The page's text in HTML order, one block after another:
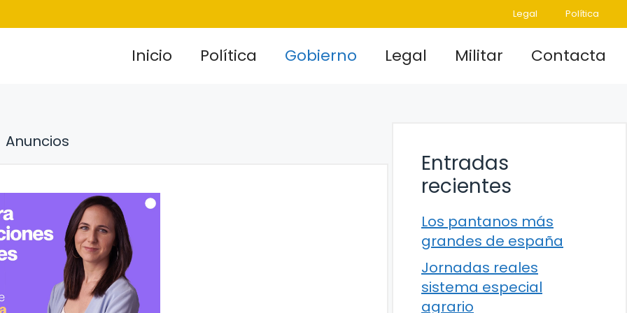
Legal Política
Inicio Política Gobierno Legal Militar Contacta
Anuncios
Entradas
recientes
Los pantanos más
grandes de españa
Jornadas reales
sistema especial
agrario